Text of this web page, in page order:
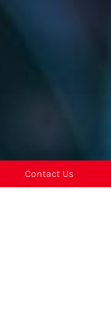
Contact Us